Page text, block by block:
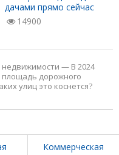
дачами прямо сейчас
14900
недвижимости — В 2024
дорожного
улиц это коснется?
Коммерческая